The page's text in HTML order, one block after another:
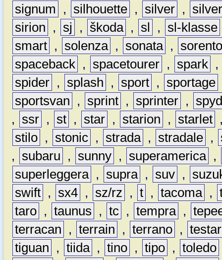
signum
, silhouette , silver ,
sirion
, sj , škoda , sl , sl-klasse
smart , solenza , sonata ,
spaceback , spacetourer , spark ,
spider , splash , sport , sportage
sportsvan
, sprint , sprinter ,
,
ssr , st , star , starion , starlet
stilo , stonic , strada , stradale ,
,
subaru , sunny , superamerica ,
superleggera , supra , suv ,
swift , sx4 , sz/rz , t , tacoma ,
taro , taunus , tc , tempra ,
terracan
, terrain , terrano ,
tiguan
, tiida , tino , tipo , toledo